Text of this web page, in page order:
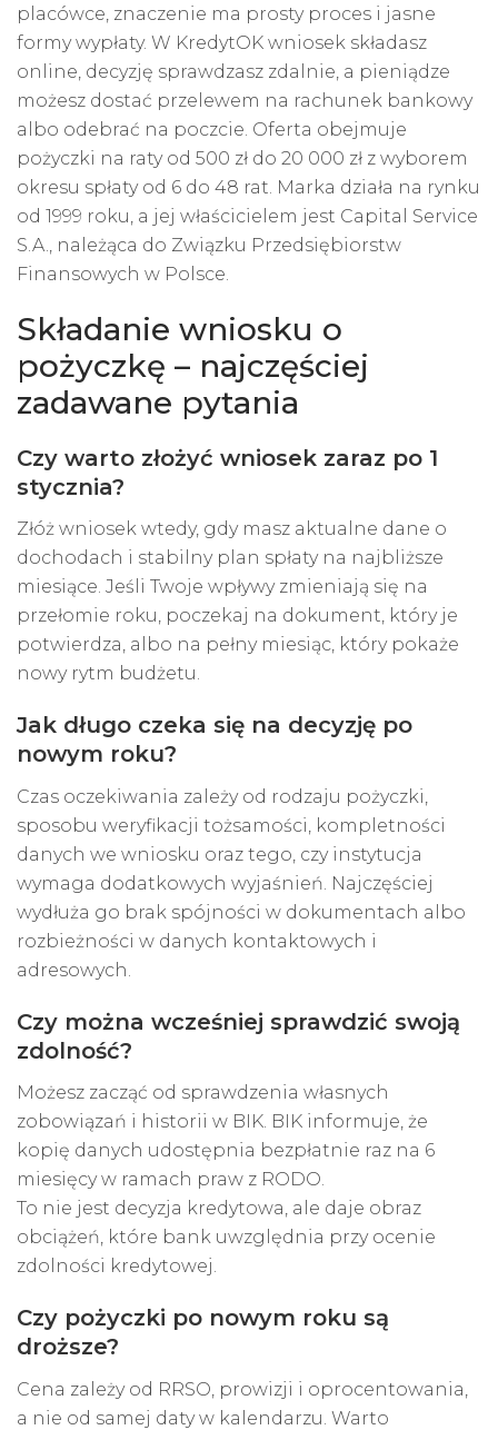
placówce, znaczenie ma prosty proces i jasne
formy wypłaty. W KredytOK wniosek składasz
online, decyzję sprawdzasz zdalnie, a pieniądze
możesz dostać przelewem na rachunek bankowy
albo odebrać na poczcie. Oferta obejmuje
pożyczki na ratyod 500 zł do 20 000 zł z wyborem
okresu spłaty od 6 do 48 rat. Marka działa na rynku
od 1999 roku, a jej właścicielem jest Capital Service
S.A., należąca do Związku Przedsiębiorstw
Finansowych w Polsce.
Składanie wniosku o
pożyczkę – najczęściej
zadawane pytania
Czy warto złożyć wniosek zaraz po 1
stycznia?
Złóż wniosek wtedy, gdy masz aktualne dane o
dochodach i stabilny plan spłaty na najbliższe
miesiące. Jeśli Twoje wpływy zmieniają się na
przełomie roku, poczekaj na dokument, który je
potwierdza, albo na pełny miesiąc, który pokaże
nowy rytm budżetu.
Jak długo czeka się na decyzję po
nowym roku?
Czas oczekiwania zależy od rodzaju pożyczki,
sposobu weryfikacji tożsamości, kompletności
danych we wniosku oraz tego, czy instytucja
wymaga dodatkowych wyjaśnień. Najczęściej
wydłuża go brak spójności w dokumentach albo
rozbieżności w danych kontaktowych i
adresowych.
Czy można wcześniej sprawdzić swoją
zdolność?
Możesz zacząć od sprawdzenia własnych
zobowiązań i historii w BIK. BIK informuje, że
kopię danych udostępnia bezpłatnie raz na 6
miesięcy w ramach praw z RODO.
To nie jest decyzja kredytowa, ale daje obraz
obciążeń, które bank uwzględnia przy ocenie
zdolności kredytowej.
Czy pożyczki po nowym roku są
droższe?
Cena zależy od RRSO, prowizji i oprocentowania,
a nie od samej daty w kalendarzu. Warto